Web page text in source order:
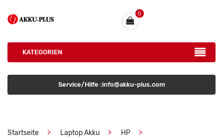
0
KATEGORIEN
Service/Hilfe :info@akku-plus.com
Startseite Laptop Akku
HP